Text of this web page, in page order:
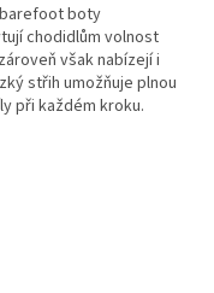
boty
chodidlům volnost
však nabízejí i
střih umožňuje plnou
při každém kroku.